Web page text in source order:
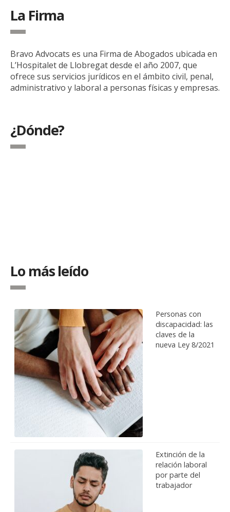
La Firma
Bravo Advocats es una Firma de Abogados ubicada en
L’Hospitalet de Llobregat desde el año 2007, que
ofrece sus servicios jurídicos en el ámbito civil, penal,
administrativo y laboral a personas físicas y empresas.
¿Dónde?
Lo más leído
Personas con
discapacidad: las
claves de la
nueva Ley 8/2021
Extinción de la
relación laboral
por parte del
trabajador